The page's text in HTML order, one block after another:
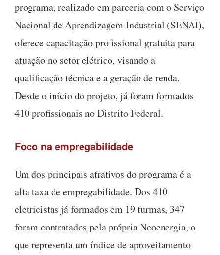
programa, realizado em parceria com o Serviço
Nacional de Aprendizagem Industrial (SENAI),
oferece capacitação profissional gratuita para
atuação no setor elétrico, visando a
qualificação técnica e a geração de renda.
Desde o início do projeto, já foram formados
410 profissionais no Distrito Federal.
Foco na empregabilidade
Um dos principais atrativos do programa é a
alta taxa de empregabilidade. Dos 410
eletricistas já formados em 19 turmas, 347
foram contratados pela própria Neoenergia, o
que representa um índice de aproveitamento